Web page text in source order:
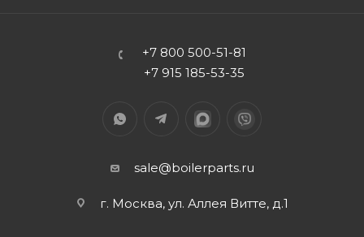
+7 800 500-51-81
+7 915 185-53-35
sale@boilerparts.ru
г. Москва, ул. Аллея Витте, д.1